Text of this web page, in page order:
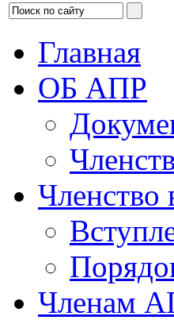
Главная
ОБ АПР
Членам